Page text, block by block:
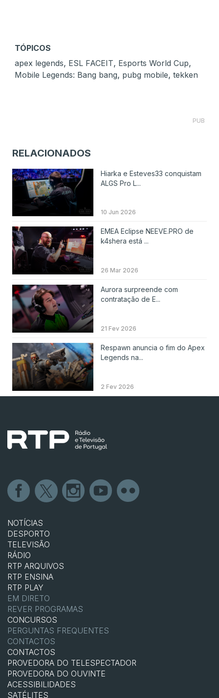
TÓPICOS
apex legends, ESL FACEIT, Esports World Cup,
Mobile Legends: Bang bang, pubg mobile, tekken
PUB
RELACIONADOS
Hiarka e Esteves33 conquistam
ALGS Pro L...
10 Jun 2026
EMEA Eclipse NEEVE.PRO de
k4shera está ...
26 Mar 2026
Aurora surpreende com
contratação de E...
21 Fev 2026
Respawn anuncia o fim do Apex
Legends na...
2 Fev 2026
NOTÍCIAS
DESPORTO
TELEVISÃO
RÁDIO
RTP ARQUIVOS
RTP ENSINA
RTP PLAY
EM DIRETO
REVER PROGRAMAS
CONCURSOS
PERGUNTAS FREQUENTES
CONTACTOS
CONTACTOS
PROVEDORA DO TELESPECTADOR
PROVEDORA DO OUVINTE
ACESSIBILIDADES
SATÉLITES